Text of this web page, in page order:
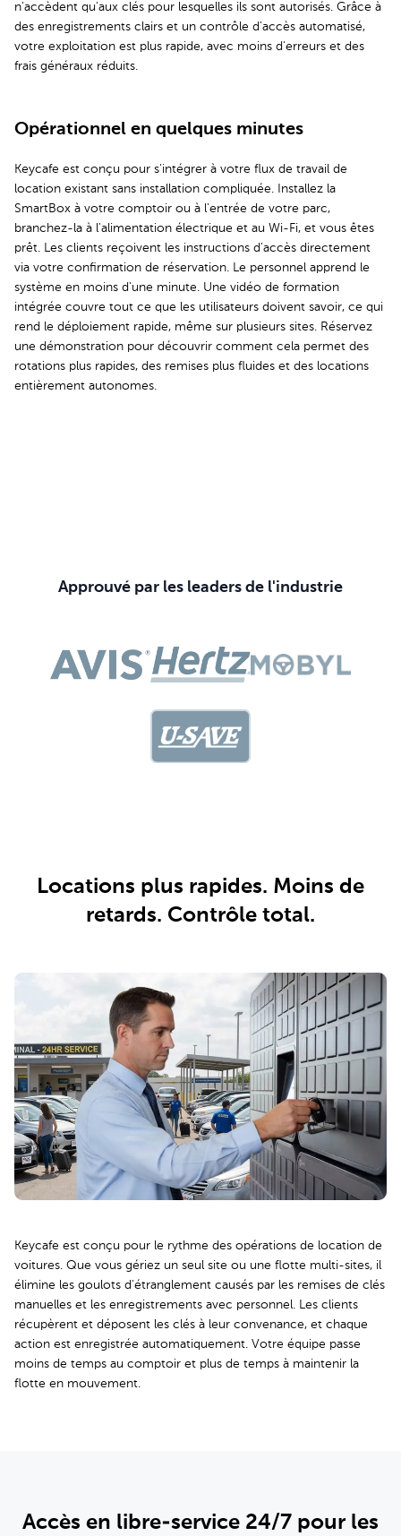
n'accèdent qu'aux clés pour lesquelles ils sont autorisés. Grâce à
des enregistrements clairs et un contrôle d'accès automatisé,
votre exploitation est plus rapide, avec moins d'erreurs et des
frais généraux réduits.
Opérationnel en quelques minutes
Keycafe est conçu pour s'intégrer à votre flux de travail de
location existant sans installation compliquée. Installez la
SmartBox à votre comptoir ou à l'entrée de votre parc,
branchez-la à l'alimentation électrique et au Wi-Fi, et vous êtes
prêt. Les clients reçoivent les instructions d'accès directement
via votre confirmation de réservation. Le personnel apprend le
système en moins d'une minute. Une vidéo de formation
intégrée couvre tout ce que les utilisateurs doivent savoir, ce qui
rend le déploiement rapide, même sur plusieurs sites. Réservez
une démonstration pour découvrir comment cela permet des
rotations plus rapides, des remises plus fluides et des locations
entièrement autonomes.
Approuvé par les leaders de l'industrie
Locations plus rapides. Moins de
retards. Contrôle total.
Keycafe est conçu pour le rythme des opérations de location de
voitures. Que vous gériez un seul site ou une flotte multi-sites, il
élimine les goulots d'étranglement causés par les remises de clés
manuelles et les enregistrements avec personnel. Les clients
récupèrent et déposent les clés à leur convenance, et chaque
action est enregistrée automatiquement. Votre équipe passe
moins de temps au comptoir et plus de temps à maintenir la
flotte en mouvement.
Accès en libre-service 24/7 pour les